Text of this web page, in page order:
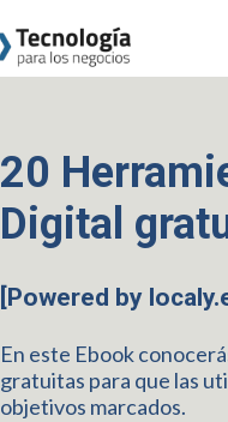
20
Digital
[Powered by
En este Ebook
gratuitas para que las
objetivos marcados.